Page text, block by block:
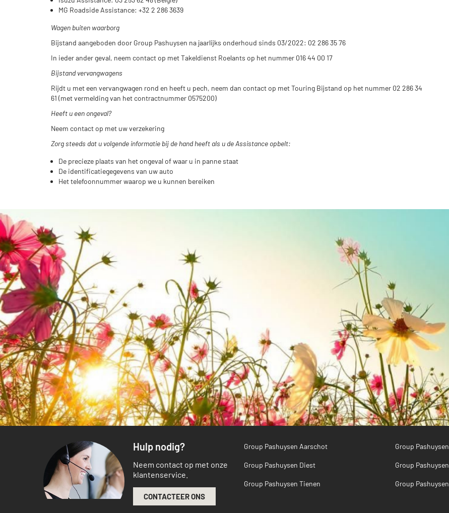
MG Roadside Assistance: +32 2 286 3639
Wagen buiten waarborg
Bijstand aangeboden door Group Pashuysen na jaarlijks onderhoud sinds 03/2022: 02 286 35 76
In ieder ander geval, neem contact op met Takeldienst Roelants op het nummer 016 44 00 17
Bijstand vervangwagens
Rijdt u met een vervangwagen rond en heeft u pech, neem dan contact op met Touring Bijstand op het nummer 02 286 34
61 (met vermelding van het contractnummer 0575200)
Heeft u een ongeval?
Neem contact op met uw verzekering
Zorg steeds dat u volgende informatie bij de hand heeft als u de Assistance opbelt:
De precieze plaats van het ongeval of waar u in panne staat
De identificatiegegevens van uw auto
Het telefoonnummer waarop we u kunnen bereiken
Hulp nodig?
Neem contact op met onze
klantenservice.
CONTACTEER ONS
Group Pashuysen Aarschot Group
Group Pashuysen Diest Group
Group Pashuysen Tienen Group